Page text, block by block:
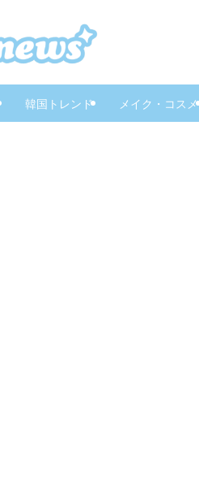
韓国トレンド メイク・コスメ